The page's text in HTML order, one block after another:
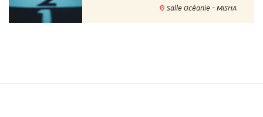
Salle Océanie - MISHA